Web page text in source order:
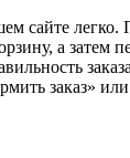
сайте легко.
а затем
заказ»